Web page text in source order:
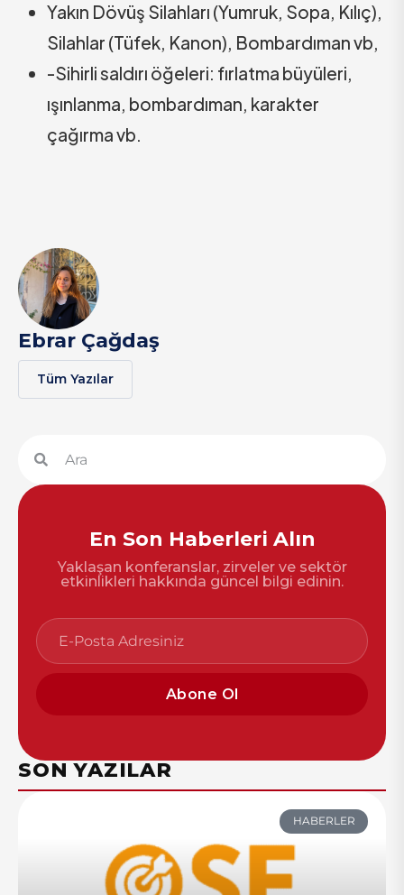
Yakın Dövüş Silahları (Yumruk, Sopa, Kılıç),
Silahlar (Tüfek, Kanon), Bombardıman vb,
-Sihirli saldırı öğeleri: fırlatma büyüleri,
ışınlanma, bombardıman, karakter
çağırma vb.
Ebrar Çağdaş
Tüm Yazılar
En Son Haberleri Alın
Yaklaşan konferanslar, zirveler ve sektör
etkinlikleri hakkında güncel bilgi edinin.
Abone Ol
SON YAZILAR
HABERLER